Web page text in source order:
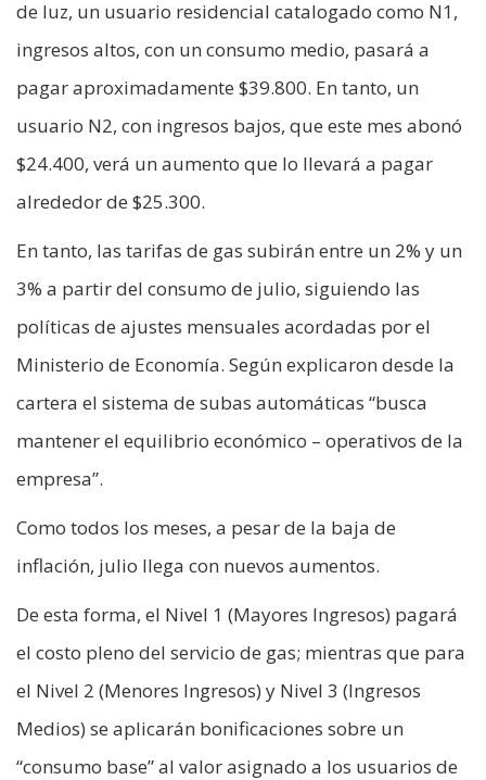
de luz, un usuario residencial catalogado como N1,
ingresos altos, con un consumo medio, pasará a
pagar aproximadamente $39.800. En tanto, un
usuario N2, con ingresos bajos, que este mes abonó
$24.400, verá un aumento que lo llevará a pagar
alrededor de $25.300.
En tanto, las tarifas de gas subirán entre un 2% y un
3% a partir del consumo de julio, siguiendo las
políticas de ajustes mensuales acordadas por el
Ministerio de Economía. Según explicaron desde la
cartera el sistema de subas automáticas “busca
mantener el equilibrio económico – operativos de la
empresa”.
Como todos los meses, a pesar de la baja de
inflación, julio llega con nuevos aumentos.
De esta forma, el Nivel 1 (Mayores Ingresos) pagará
el costo pleno del servicio de gas; mientras que para
el Nivel 2 (Menores Ingresos) y Nivel 3 (Ingresos
Medios) se aplicarán bonificaciones sobre un
“consumo base” al valor asignado a los usuarios de